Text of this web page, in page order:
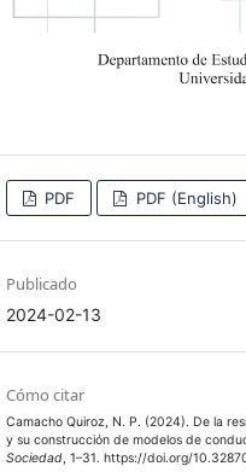
PDF PDF (English)
Publicado
2024-02-13
Cómo citar
Camacho Quiroz, N. P. (2024). De la
y su construcción de modelos de
Sociedad, 1–31. https://doi.org/